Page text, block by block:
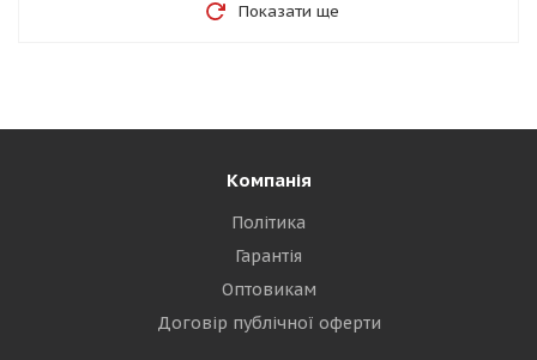
Показати ще
Компанія
Політика
Гарантія
Оптовикам
Договір публічної оферти